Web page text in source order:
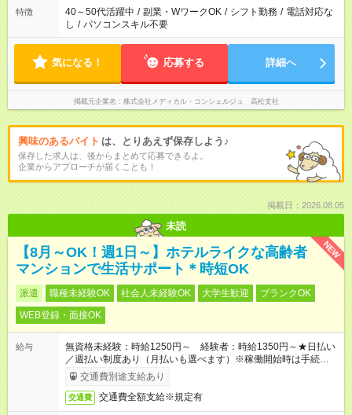
特徴 40～50代活躍中 / 副業・WワークOK / シフト勤務 / 電話対応な
し / パソコンスキル不要
気になる！ 応募する 詳細へ
掲載元企業名 株式会社メディカル・コンシェルジュ 高松支社
興味のあるバイト は、とりあえず保存しよう♪
保存した求人は、後からまとめて応募できるよ。
企業からアプローチが届くことも！
掲載日：2026.08.05
未読
NEW
【8月～OK！週1日～】ホテルライクな高齢者
マンションで生活サポート＊時短OK
派遣 職種未経験OK 社会人未経験OK 大学生歓迎
ブランクOK
WEB登録・面接OK
給与
無資格未経験：時給1250円～ 経験者：時給1350円～★日払い
／週払い制度あり（月払いも選べます）※稼働開始時は手続き完
了次第のお支払いとなります。
交通費別途支給あり
交通費 交通費全額支給※規定有